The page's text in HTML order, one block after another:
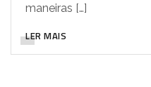
maneiras […]
LER MAIS